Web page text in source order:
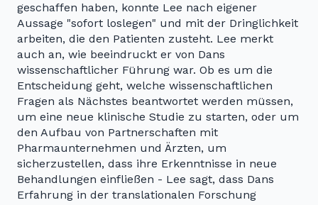
geschaffen haben, konnte Lee nach eigener
Aussage "sofort loslegen" und mit der Dringlichkeit
arbeiten, die den Patienten zusteht. Lee merkt
auch an, wie beeindruckt er von Dans
wissenschaftlicher Führung war. Ob es um die
Entscheidung geht, welche wissenschaftlichen
Fragen als Nächstes beantwortet werden müssen,
um eine neue klinische Studie zu starten, oder um
den Aufbau von Partnerschaften mit
Pharmaunternehmen und Ärzten, um
sicherzustellen, dass ihre Erkenntnisse in neue
Behandlungen einfließen - Lee sagt, dass Dans
Erfahrung in der translationalen Forschung